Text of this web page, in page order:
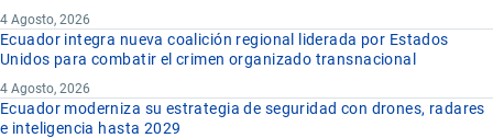
4 Agosto, 2026
Ecuador integra nueva coalición regional liderada por Estados
Unidos para combatir el crimen organizado transnacional
4 Agosto, 2026
Ecuador moderniza su estrategia de seguridad con drones, radares
e inteligencia hasta 2029